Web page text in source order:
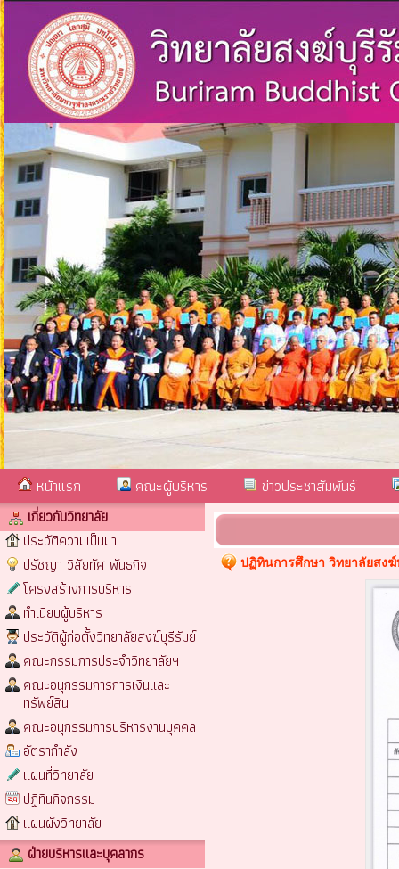
หน้าแรก คณะผู้บริหาร ข่าวประชาสัมพันธ์
เกี่ยวกับวิทยาลัย
ประวัติความเป็นมา
ปรัชญา วิสัยทัศ พันธกิจ
โครงสร้างการบริหาร
ทำเนียบผู้บริหาร
ประวัติผู้ก่อตั้งวิทยาลัยสงฆ์บุรีรัมย์
คณะกรรมการประจำวิทยาลัยฯ
คณะอนุกรรมการการเงินและ
ทรัพย์สิน
คณะอนุกรรมการบริหารงานบุคคล
อัตรากำลัง
แผนที่วิทยาลัย
ปฏิทินกิจกรรม
แผนผังวิทยาลัย
ฝ่ายบริหารและบุคลากร
ปฏิทินการศึกษา วิทยาลัยสง